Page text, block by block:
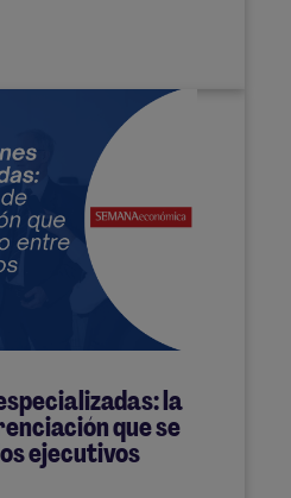
la
que se
ejecutivos